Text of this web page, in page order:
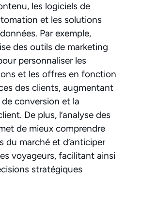
les logiciels de
et les solutions
Par exemple,
des outils de marketing
personnaliser les
et les offres en fonction
des clients, augmentant
conversion et la
De plus, l’analyse des
de mieux comprendre
du marché et d’anticiper
voyageurs, facilitant ainsi
stratégiques